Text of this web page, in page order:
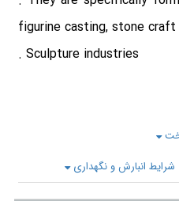
figurine casting, stone craft
. Sculpture industries
شرایط انبارش و نگهداری